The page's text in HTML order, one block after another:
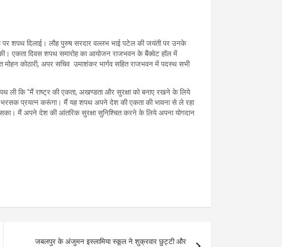
पर शपथ दिलाई। लौह पुरुष सरदार वल्लभ भाई पटेल की जयंती पर उनके
की। एकता दिवस शपथ समारोह का आयोजन राजभवन के बैंक्वेट हॉल में
कोठारी, अपर सचिव उमाशंकर भार्गव सहित राजभवन में पदस्थ सभी
ली कि "मैं राष्ट्र की एकता, अखण्डता और सुरक्षा को बनाए रखने के लिये
प्रयत्न करूंगा। मैं यह शपथ अपने देश की एकता की भावना से ले रहा
सका। मैं अपने देश की आंतरिक सुरक्षा सुनिश्चित करने के लिये अपना योगदान
जबलपुर के अंजुमन इस्लामिया स्कूल ने शुक्रवार छुट्टी और